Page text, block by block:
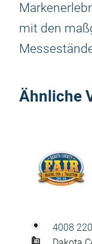
mit den
Ähnliche
4008